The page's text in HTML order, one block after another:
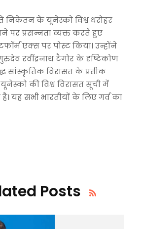
निकेतन के यूनेस्को विश्व धरोहर
पर प्रसन्नता व्यक्त करते हुए
एक्स पर पोस्ट किया। उन्होंने
रवींद्रनाथ टैगोर के दृष्टिकोण
सांस्कृतिक विरासत के प्रतीक
की विश्व विरासत सूची में
यह सभी भारतीयों के लिए गर्व का
Posts